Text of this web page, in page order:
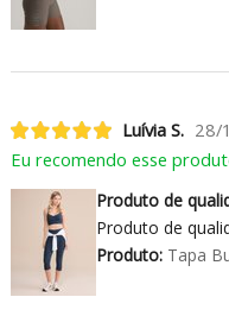
Luívia S. 28/
Eu recomendo esse
Produto de
Produto de
Produto:Tapa